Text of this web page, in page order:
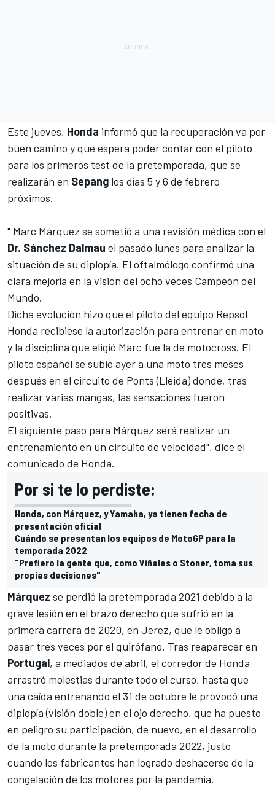
Este jueves, Honda informó que la recuperación va por
buen camino y que espera poder contar con el piloto
para los primeros test de la pretemporada, que se
realizarán en Sepang los días 5 y 6 de febrero
próximos.
" Marc Márquez se sometió a una revisión médica con el
Dr. Sánchez Dalmau el pasado lunes para analizar la
situación de su diplopía. El oftalmólogo confirmó una
clara mejoría en la visión del ocho veces Campeón del
Mundo.
Dicha evolución hizo que el piloto del equipo Repsol
Honda recibiese la autorización para entrenar en moto
y la disciplina que eligió Marc fue la de motocross. El
piloto español se subió ayer a una moto tres meses
después en el circuito de Ponts (Lleida) donde, tras
realizar varias mangas, las sensaciones fueron
positivas.
El siguiente paso para Márquez será realizar un
entrenamiento en un circuito de velocidad", dice el
comunicado de Honda.
Por si te lo perdiste:
Honda, con Márquez, y Yamaha, ya tienen fecha de
presentación oficial
Cuándo se presentan los equipos de MotoGP para la
temporada 2022
"Prefiero la gente que, como Viñales o Stoner, toma sus
propias decisiones"
Márquez se perdió la pretemporada 2021 debido a la
grave lesión en el brazo derecho que sufrió en la
primera carrera de 2020, en Jerez, que le obligó a
pasar tres veces por el quirófano. Tras reaparecer en
Portugal, a mediados de abril, el corredor de Honda
arrastró molestias durante todo el curso, hasta que
una caída entrenando el 31 de octubre le provocó una
diplopía (visión doble) en el ojo derecho, que ha puesto
en peligro su participación, de nuevo, en el desarrollo
de la moto durante la pretemporada 2022, justo
cuando los fabricantes han logrado deshacerse de la
congelación de los motores por la pandemia.